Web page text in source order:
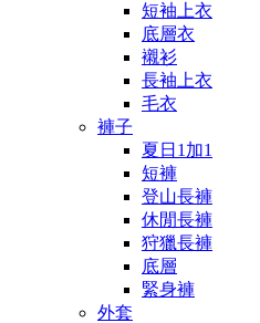
短袖上衣
底層衣
襯衫
長袖上衣
毛衣
褲子
夏日1加1
短褲
登山長褲
休閒長褲
狩獵長褲
底層
緊身褲
外套